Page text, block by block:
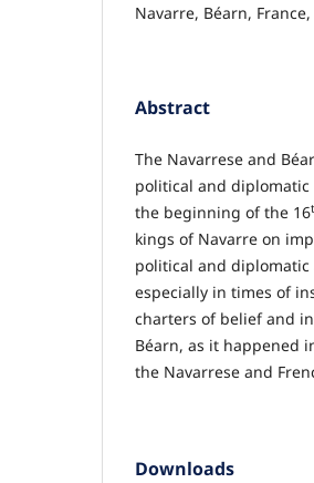
Navarre, Béarn,
Abstract
The Navarrese and
political and
the beginning of the 16
kings of Navarre on
political and
especially in times of
charters of belief and
Béarn, as it happened
the Navarrese and
Downloads